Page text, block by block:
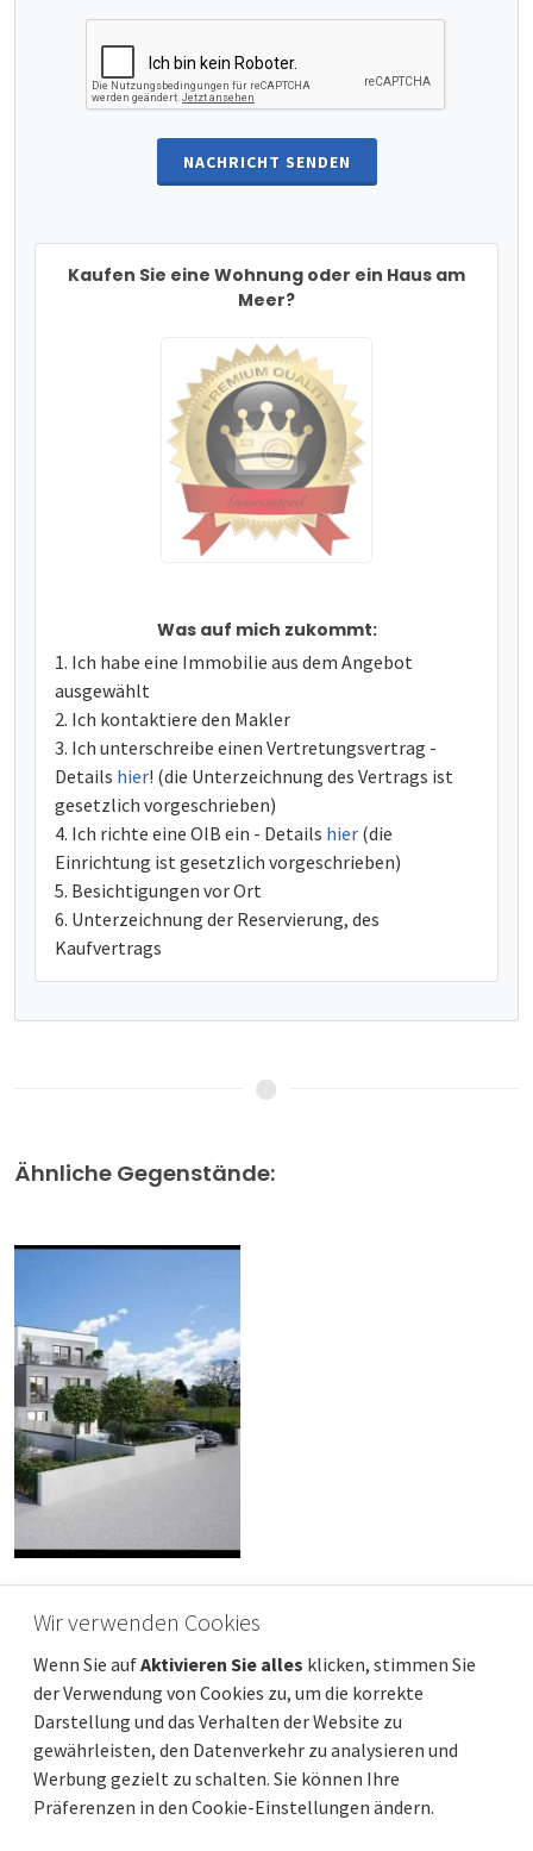
NACHRICHT SENDEN
Kaufen Sie eine Wohnung oder ein Haus am
Meer?
Was auf mich zukommt:
Ich habe eine Immobilie aus dem Angebot
ausgewählt
Ich kontaktiere den Makler
Ich unterschreibe einen Vertretungsvertrag -
Details hier! (die Unterzeichnung des Vertrags ist
gesetzlich vorgeschrieben)
Ich richte eine OIB ein - Details hier (die
Einrichtung ist gesetzlich vorgeschrieben)
Besichtigungen vor Ort
Unterzeichnung der Reservierung, des
Kaufvertrags
Ähnliche Gegenstände:
OPATIJA, IČIĆI – hervorragendes Haus in
Strandnähe, Panoramablick und Garage
Preis 350 000 € Entfernung vom meer
450 m
Gesamtfläche
83 m² Gemeindeteil
Opatija - Okolica
Wir verwenden Cookies
Wenn Sie aufAktivieren Sie alles klicken, stimmen Sie
der Verwendung von Cookies zu, um die korrekte
Darstellung und das Verhalten der Website zu
gewährleisten, den Datenverkehr zu analysieren und
Werbung gezielt zu schalten. Sie können Ihre
Präferenzen in den Cookie-Einstellungen ändern.